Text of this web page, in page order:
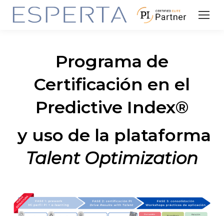
Programa de
Certificación en el
Predictive Index®
y uso de la plataforma
Talent Optimization